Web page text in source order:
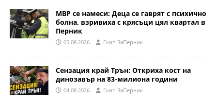
МВР се намеси: Деца се гаврят с психично
болна, взривиха с крясъци цял квартал в
Перник
05.08.2026 Eкип ЗаПерник
Сензация край Трън: Откриха кост на
динозавър на 83-милиона години
04.08.2026 Eкип ЗаПерник